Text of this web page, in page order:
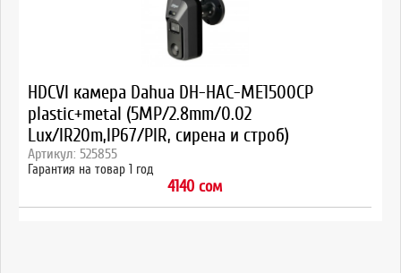
HDCVI камера Dahua DH-HAC-ME1500CP
plastic+metal (5MP/2.8mm/0.02
Lux/IR20m,IP67/PIR, сирена и строб)
Артикул: 525855
Гарантия на товар 1 год
4140 сом